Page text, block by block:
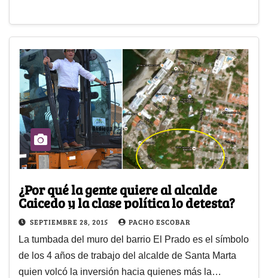
¿Por qué la gente quiere al alcalde
Caicedo y la clase política lo detesta?
SEPTIEMBRE 28, 2015 PACHO ESCOBAR
La tumbada del muro del barrio El Prado es el símbolo
de los 4 años de trabajo del alcalde de Santa Marta
quien volcó la inversión hacia quienes más la…